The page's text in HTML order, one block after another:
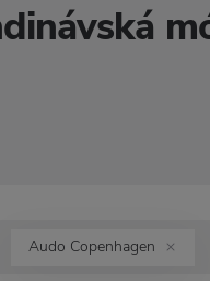
Audo Copenhagen